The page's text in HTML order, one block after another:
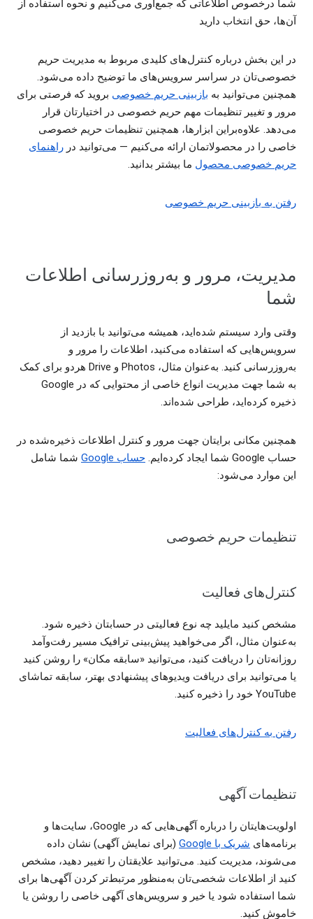
شما درخصوص اطلاعاتی که جمع‌آوری می‌کنیم و نحوه استفاده از
آن‌ها، حق انتخاب دارید
در این بخش درباره کنترل‌های کلیدی مربوط به مدیریت حریم
خصوصی‌تان در سراسر سرویس‌های ما توضیح داده می‌شود.
همچنین می‌توانید به بازبینی حریم خصوصی بروید که فرصتی برای
مرور و تغییر تنظیمات مهم حریم خصوصی در اختیارتان قرار
می‌دهد. علاوه‌براین ابزارها، همچنین تنظیمات حریم خصوصی
خاصی را در محصولاتمان ارائه می‌کنیم — می‌توانید در راهنمای
حریم خصوصی محصول ما بیشتر بدانید.
رفتن به بازبینی حریم خصوصی
مدیریت، مرور و به‌روزرسانی اطلاعات
شما
وقتی وارد سیستم شده‌اید، همیشه می‌توانید با بازدید از
سرویس‌هایی که استفاده می‌کنید، اطلاعات را مرور و
به‌روزرسانی کنید. به‌عنوان مثال، Photos و Drive هردو برای کمک
به شما جهت مدیریت انواع خاصی از محتوایی که در Google
ذخیره کرده‌اید، طراحی شده‌اند.
همچنین مکانی برایتان جهت مرور و کنترل اطلاعات ذخیره‌شده در
حساب Google شما ایجاد کرده‌ایم.
حساب Google
شما شامل
این موارد می‌شود:
تنظیمات حریم خصوصی
کنترل‌های فعالیت
مشخص کنید مایلید چه نوع فعالیتی در حسابتان ذخیره شود.
به‌عنوان مثال، اگر می‌خواهید پیش‌بینی ترافیک مسیر رفت‌وآمد
روزانه‌تان را دریافت کنید، می‌توانید «سابقه مکان»‌ را روشن کنید
یا می‌توانید برای دریافت ویدیوهای پیشنهادی بهتر، سابقه تماشای
YouTube خود را ذخیره کنید.
رفتن به کنترل‌های فعالیت
تنظیمات آگهی
اولویت‌هایتان را درباره آگهی‌هایی که در Google، سایت‌ها و
برنامه‌های شریک با Google
(برای نمایش آگهی) نشان داده
می‌شوند، مدیریت کنید. می‌توانید علایقتان را تغییر دهید، مشخص
کنید از اطلاعات شخصی‌تان به‌منظور مرتبط‌تر کردن آگهی‌ها برای
شما استفاده شود یا خیر و سرویس‌های آگهی خاصی را روشن یا
خاموش کنید.